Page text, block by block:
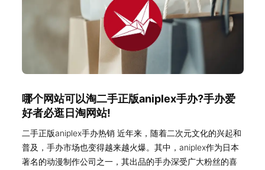
哪个网站可以淘二手正版aniplex手办?手办爱
好者必逛日淘网站!
二手正版aniplex手办热销 近年来，随着二次元文化的兴起和
普及，手办市场也变得越来越火爆。其中，aniplex作为日本
著名的动漫制作公司之一，其出品的手办深受广大粉丝的喜